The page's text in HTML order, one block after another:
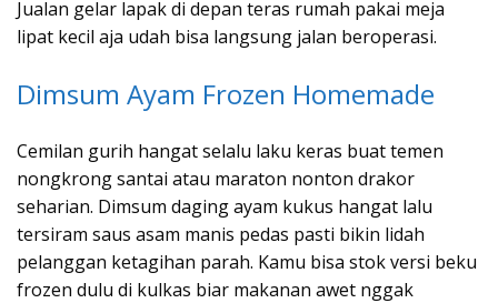
Jualan gelar lapak di depan teras rumah pakai meja
lipat kecil aja udah bisa langsung jalan beroperasi.
Dimsum Ayam Frozen Homemade
Cemilan gurih hangat selalu laku keras buat temen
nongkrong santai atau maraton nonton drakor
seharian. Dimsum daging ayam kukus hangat lalu
tersiram saus asam manis pedas pasti bikin lidah
pelanggan ketagihan parah. Kamu bisa stok versi beku
frozen dulu di kulkas biar makanan awet nggak